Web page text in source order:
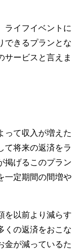
ライフイベントに
できるプランとな
サービスと言えま
って収入が増えた
て将来の返済をラ
掲げるこのプラン
一定期間の間増や
を以前より減らす
くの返済をおこな
金が減っているた